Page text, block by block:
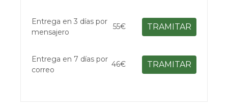
Entrega en 3 días por
mensajero
55€ TRAMITAR
Entrega en 7 días por
correo
46€ TRAMITAR